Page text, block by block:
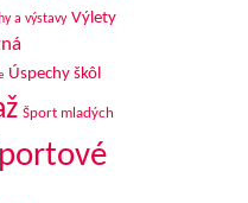
a výstavy Výlety
Úspechy škôl
Šport mladých